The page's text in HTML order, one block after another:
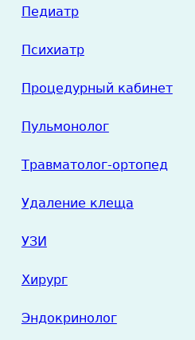
Педиатр
Психиатр
Процедурный кабинет
Пульмонолог
Травматолог-ортопед
Удаление клеща
УЗИ
Хирург
Эндокринолог